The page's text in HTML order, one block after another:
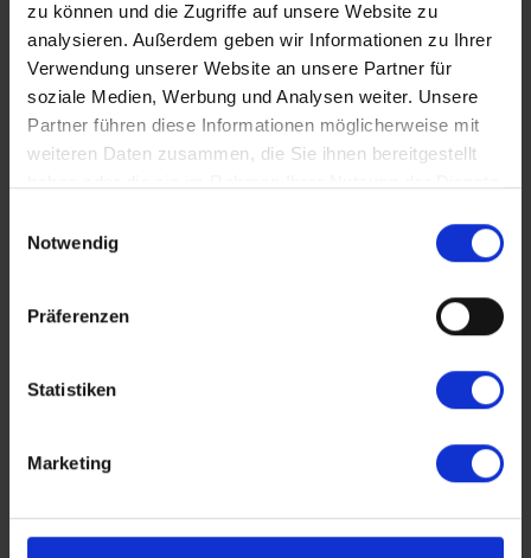
zu können und die Zugriffe auf unsere Website zu
analysieren. Außerdem geben wir Informationen zu Ihrer
Verwendung unserer Website an unsere Partner für
soziale Medien, Werbung und Analysen weiter. Unsere
Partner führen diese Informationen möglicherweise mit
weiteren Daten zusammen, die Sie ihnen bereitgestellt
Notwendig
Präferenzen
Statistiken
Marketing
Nächste Reisedaten
30. März 2027
6. April 2027